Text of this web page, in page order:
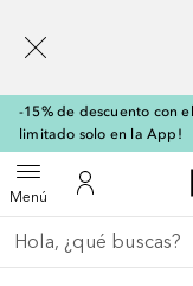
-15% de descuento con
limitado solo en la App!
MenúAbrir menúMi cuenta
Regresar
Ejecutar búsqueda